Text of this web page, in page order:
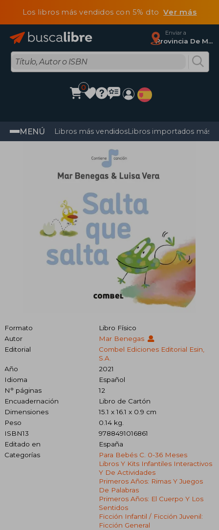
Los libros más vendidos con 5% dtoVer más
Enviar a
Provincia De Madrid
0
MENÚ Libros más vendidosLibros importados más
Formato
Libro Físico
Autor
Mar Benegas
Editorial
Combel Ediciones Editorial Esin,
S.A.
Año
2021
Idioma
Español
N° páginas
12
Encuadernación
Libro de Cartón
Dimensiones
15.1 x 16.1 x 0.9 cm
Peso
0.14 kg.
ISBN13
9788491016861
Editado en
España
Categorías
Para Bebés C. 0-36 Meses
Libros Y Kits Infantiles Interactivos
Y De Actividades
Primeros Años: Rimas Y Juegos
De Palabras
Primeros Años: El Cuerpo Y Los
Sentidos
Ficción Infantil / Ficción Juvenil:
Ficción General